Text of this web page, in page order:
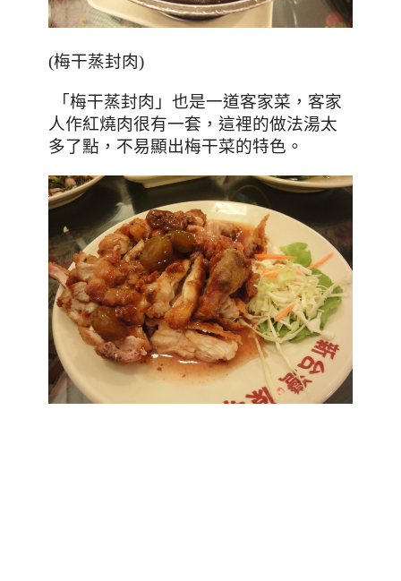
(梅干蒸封肉)
「梅干蒸封肉」也是一道客家菜 ，客家
人作紅燒肉很有一套 ，這裡的做法湯太
多了點 ，不易顯出梅干菜的特色 。